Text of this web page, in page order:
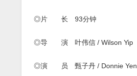
◎片 长 93分钟
◎导 演 叶伟信 / Wilson Yip
◎演 员 甄子丹 / Donnie Yen